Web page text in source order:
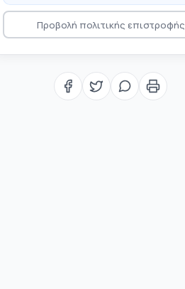
Προβολή πολιτικής επιστροφής